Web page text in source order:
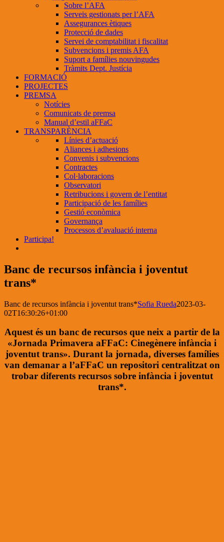
Sobre l’AFA
Serveis gestionats per l’AFA
Assegurances ètiques
Protecció de dades
Servei de comptabilitat i fiscalitat
Subvencions i premis AFA
Suport a famílies nouvingudes
Tràmits Dept. Justícia
FORMACIÓ
PROJECTES
PREMSA
Notícies
Comunicats de premsa
Manual d’estil aFFaC
TRANSPARÈNCIA
Línies d’actuació
Aliances i adhesions
Convenis i subvencions
Contractes
Col·laboracions
Observatori
Retribucions i govern de l’entitat
Participació de les famílies
Gestió econòmica
Governança
Processos d’avaluació interna
Participa!
Banc de recursos infància i joventut
trans*
Banc de recursos infància i joventut trans*Sofia Rueda2023-03-
02T16:30:26+01:00
Aquest és un banc de recursos que neix a partir de la
«Jornada Primavera aFFaC: Cinegènere infància i
joventut trans». Durant la jornada, diverses famílies
van demanar a l’aFFaC un repositori centralitzat on
trobar diferents recursos sobre infància i joventut
trans*.